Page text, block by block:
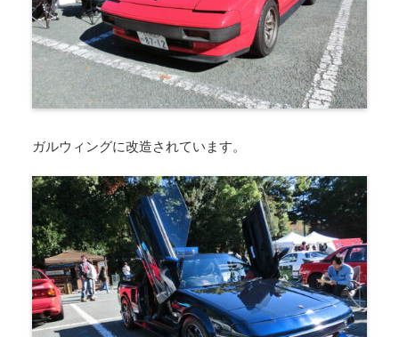
ガルウィングに改造されています。